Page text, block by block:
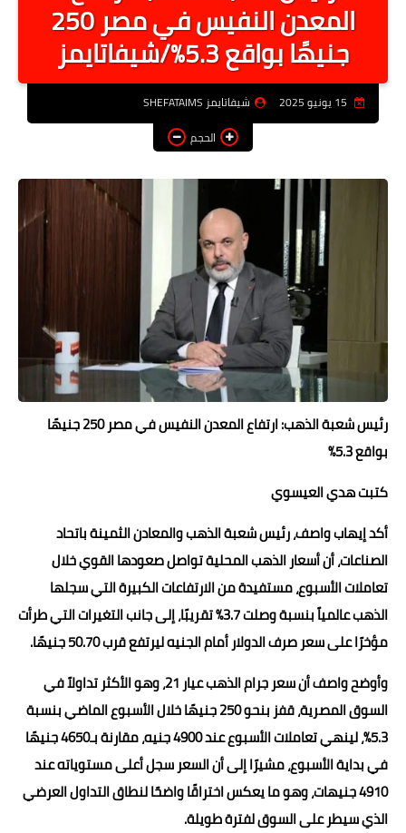
أخبار الرياصة
الطب البديل
منوعات
خدمات
الصحه
الطقس
معلومه قانونيه
تكنولوجيا المعلومات
حوادث وقضايا
فن المطبخ
مقالات
المعدن النفيس في مصر 250
جنيهًا بواقع 5.3%/شيفاتايمز
شيفاتايمز SHEFATAIMS
الحجم
رئيس شعبة الذهب: ارتفاع المعدن النفيس في مصر 250 جنيهًا
بواقع 5.3%
كتبت هدي العيسوي
أكد إيهاب واصف، رئيس شعبة الذهب والمعادن الثمينة باتحاد
الصناعات، أن أسعار الذهب المحلية تواصل صعودها القوي خلال
تعاملات الأسبوع، مستفيدة من الارتفاعات الكبيرة التي سجلها
الذهب عالمياً بنسبة وصلت 3.7% تقريبًا، إلى جانب التغيرات التي طرأت
مؤخرًا على سعر صرف الدولار أمام الجنيه ليرتفع قرب 50.70 جنيهًا.
وأوضح واصف أن سعر جرام الذهب عيار 21، وهو الأكثر تداولاً في
السوق المصرية، قفز بنحو 250 جنيهًا خلال الأسبوع الماضي بنسبة
5.3%، لينهي تعاملات الأسبوع عند 4900 جنيه، مقارنة بـ4650 جنيهًا
في بداية الأسبوع، مشيرًا إلى أن السعر سجل أعلى مستوياته عند
4910 جنيهات، وهو ما يعكس اختراقًا واضحًا لنطاق التداول العرضي
الذي سيطر على السوق لفترة طويلة.